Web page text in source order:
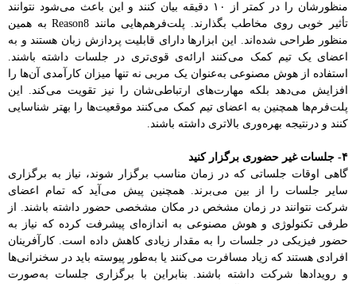
منظورشان را در کمتر از ۱۰ دقیقه بیان کنند و این باعث می‌شود نتوانند
تأثیر خوبی روی مخاطب بگذارند. پلت‌فرهم‌هایی مانند Reason8 به همین
منظور طراحی شده‌اند. این ابزارها دارای قابلیت پردازش زبان هستند و به
اعضای یک تیم کمک می‌کنند ارائه‌ی قوی‌تری در جلسات داشته باشند.
استفاده از هوش‌ مصنوعی به‌عنوان یک مربی نه تنها میزان کارآمدی آن‌ها را
افزایش می‌دهد بلکه مهارت‌های ارتباطی‌شان را نیز تقویت می‌کند. این
پلت‌فرم‌ها همچنین به اعضای تیم کمک می‌کنند موقعیت‌ها را بهتر شناسایی
کنند و درنتیجه بهره‌وری بالاتری داشته باشند.
۴- جلسات غیر حضوری برگزار کنید
گاهی اوقات جلساتی که در زمان مناسب برگزار شوند، نیاز به برگزاری
سایر جلسات را از بین می‌برند. همچنین پیش می‌آید که تمام اعضای
شرکت نتوانند در زمان مشخص در مکان مشخصی حضور داشته باشند. از
طرفی تکنولوژی و هوش‌ مصنوعی به اندازه‌ای پیشرفت کرده که نیاز به
حضور فیزیکی در جلسات را به مقدار زیادی کاهش داده است. کارآفرینان
افرادی هستند که زیاد مسافرت می‌کنند یا به‌طور پیوسته باید در سخنرانی‌ها
و رویدادها شرکت داشته باشند. بنابراین با برگزاری جلسات به‌صورت